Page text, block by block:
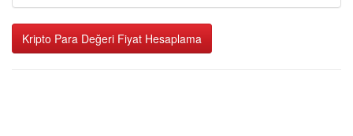
Kripto Para Değeri Fiyat Hesaplama